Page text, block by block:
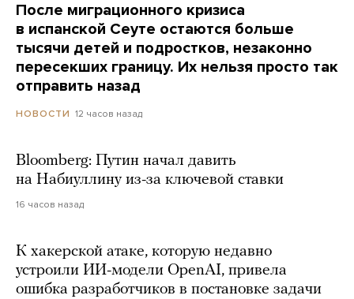
После миграционного кризиса
в испанской Сеуте остаются больше
тысячи детей и подростков, незаконно
пересекших границу. Их нельзя просто так
отправить назад
НОВОСТИ 12 часов назад
Bloomberg: Путин начал давить
на Набиуллину из-за ключевой ставки
16 часов назад
К хакерской атаке, которую недавно
устроили ИИ-модели OpenAI, привела
ошибка разработчиков в постановке задачи